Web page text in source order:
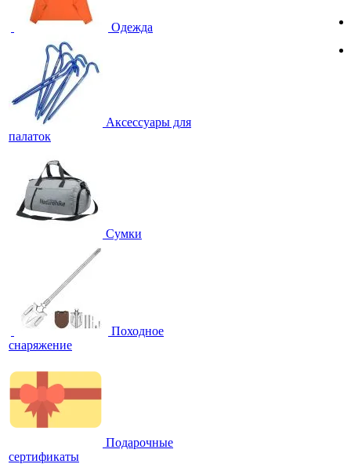
Одежда
Аксессуары для
палаток
Сумки
Походное
снаряжение
Подарочные
сертификаты